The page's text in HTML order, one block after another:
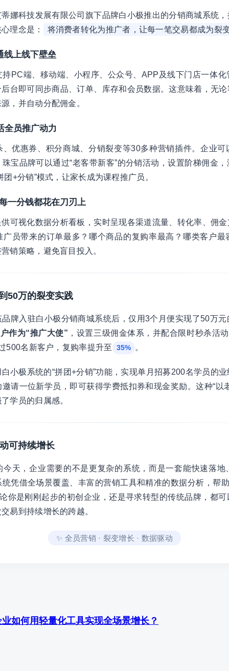
娜科技发展有限公司旗下品牌白小极推出的分销商城系统
理念是：
将消费者转化为推广者，让每一笔交易都成为裂
线上线下壁垒
PC端、移动端、小程序、公众号、APP及线下门店一体
台即可同步商品、订单、库存和会员数据。这意味着，无
，并自动分配佣金。
全员推广动力
优惠券、积分商城、分销裂变等30多种营销插件。企业
宝品牌可以通过“老客带新客”的分销活动，设置阶梯佣金
+分销”模式，让家长成为课程推广员。
一分钱都花在刀刃上
可视化数据分析看板，实时呈现各渠道流量、转化率、佣
广员带来的订单最多？哪个商品的复购率最高？哪类客户最
销策略，避免盲目投入。
50万的裂变实践
牌入驻白小极分销商城系统后，仅用3个月便实现了50万
作为“推广大使” ，设置三级佣金体系，并配合限时秒杀活
500名新客户，复购率提升至
35% 。
小极系统的“拼团+分销”功能，实现单月招募200名学员的
请一位新学员，即可获得学费抵扣券和现金奖励。这种“以
学员的归属感。
可持续增长
今天，企业需要的不是更复杂的系统，而是一套能快速落地
凭借全场景覆盖、丰富的营销工具和精准的数据分析，帮
你是刚刚起步的初创企业，还是寻求转型的传统品牌，都
易到持续增长的跨越。
✨ 全员营销 · 裂变增长 · 数据驱动
如何用轻量化工具实现全场景增长？